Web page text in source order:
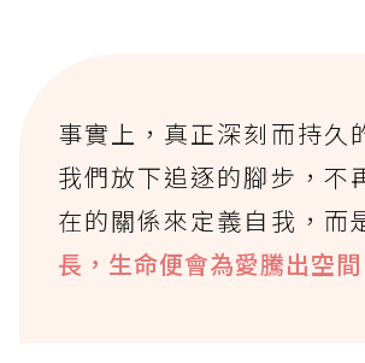
事實上，真正深刻而持久
我們放下追逐的腳步，不
在的關係來定義自我，而
長，生命便會為愛騰出空間